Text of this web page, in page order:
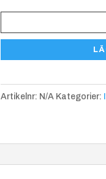
Ristad gravyr -
13105
Artikelnr: N/A Kategorier: